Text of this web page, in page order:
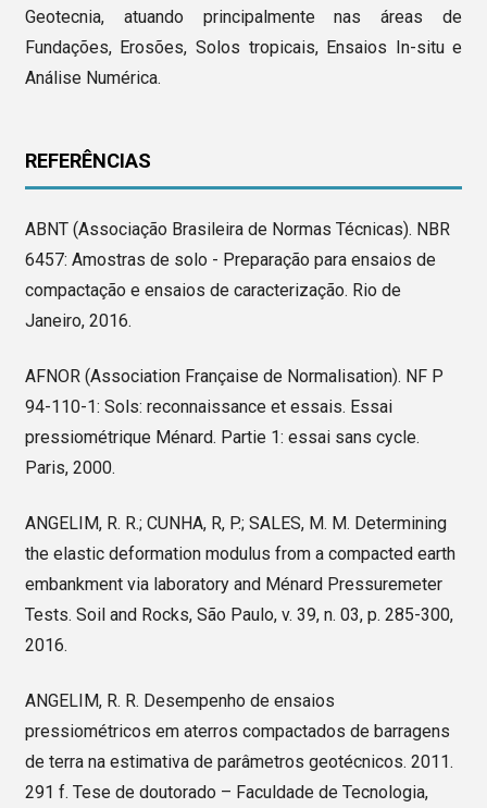
Geotecnia, atuando principalmente nas áreas de
Fundações, Erosões, Solos tropicais, Ensaios In-situ e
Análise Numérica.
REFERÊNCIAS
ABNT (Associação Brasileira de Normas Técnicas). NBR
6457: Amostras de solo - Preparação para ensaios de
compactação e ensaios de caracterização. Rio de
Janeiro, 2016.
AFNOR (Association Française de Normalisation). NF P
94-110-1: Sols: reconnaissance et essais. Essai
pressiométrique Ménard. Partie 1: essai sans cycle.
Paris, 2000.
ANGELIM, R. R.; CUNHA, R, P.; SALES, M. M. Determining
the elastic deformation modulus from a compacted earth
embankment via laboratory and Ménard Pressuremeter
Tests. Soil and Rocks, São Paulo, v. 39, n. 03, p. 285-300,
2016.
ANGELIM, R. R. Desempenho de ensaios
pressiométricos em aterros compactados de barragens
de terra na estimativa de parâmetros geotécnicos. 2011.
291 f. Tese de doutorado – Faculdade de Tecnologia,